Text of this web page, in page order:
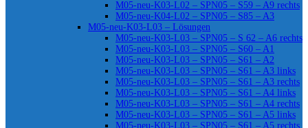
M05-neu-K03-L02 – SPN05 – S59 – A9 rechts
M05-neu-K04-L02 – SPN05 – S85 – A3
M05-neu-K03-L03 – Lösungen
M05-neu-K03-L03 – SPN05 – S 62 – A6 rechts
M05-neu-K03-L03 – SPN05 – S60 – A1
M05-neu-K03-L03 – SPN05 – S61 – A2
M05-neu-K03-L03 – SPN05 – S61 – A3 links
M05-neu-K03-L03 – SPN05 – S61 – A3 rechts
M05-neu-K03-L03 – SPN05 – S61 – A4 links
M05-neu-K03-L03 – SPN05 – S61 – A4 rechts
M05-neu-K03-L03 – SPN05 – S61 – A5 links
M05-neu-K03-L03 – SPN05 – S61 – A5 rechts